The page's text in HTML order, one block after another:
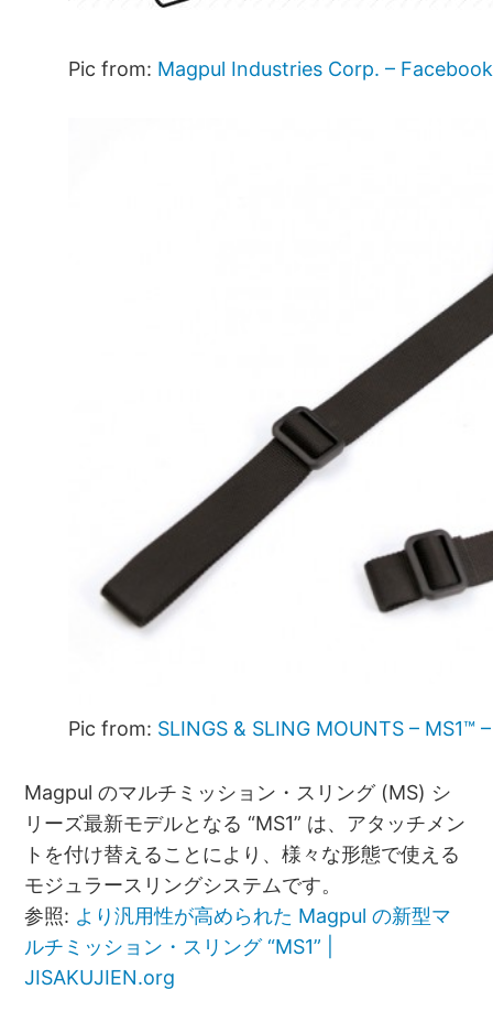
Pic from: Magpul Industries Corp. – Facebook
Pic from: SLINGS & SLING MOUNTS – MS1™
Magpul のマルチミッション・スリング (MS) シ
リーズ最新モデルとなる “MS1” は、アタッチメン
トを付け替えることにより、様々な形態で使える
モジュラースリングシステムです。
参照: より汎用性が高められた Magpul の新型マ
ルチミッション・スリング “MS1” |
JISAKUJIEN.org